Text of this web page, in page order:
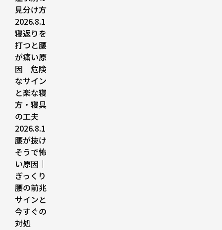
見分け方
2026.8.1
寝返りを
打つと腰
が痛い原
因｜危険
なサイン
と楽な寝
方・寝具
の工夫
2026.8.1
腰が抜け
そうで怖
い原因｜
ぎっくり
腰の前兆
サインと
今すぐの
対処